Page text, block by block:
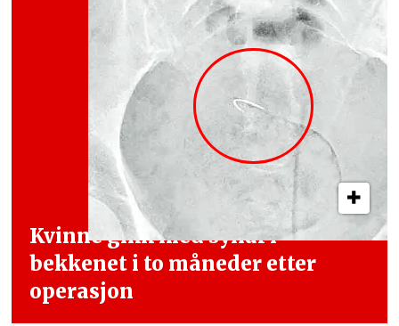
Kvinne gikk med synål i
bekkenet i to måneder etter
operasjon